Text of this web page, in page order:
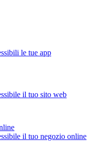
le tue app
il tuo sito web
il tuo negozio online